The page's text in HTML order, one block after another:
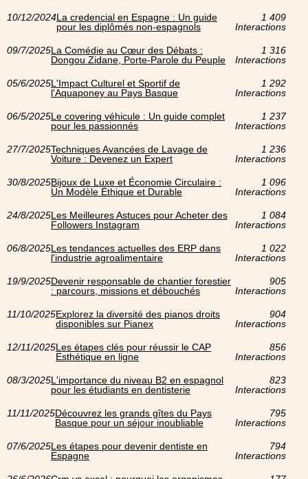
10/12/2024La credencial en Espagne : Un guide
pour les diplômés non-espagnols
1 409
Interactions
09/7/2025La Comédie au Cœur des Débats :
Dongou Zidane, Porte-Parole du Peuple
1 316
Interactions
05/6/2025L'Impact Culturel et Sportif de
l'Aquaponey au Pays Basque
1 292
Interactions
06/5/2025Le covering véhicule : Un guide complet
pour les passionnés
1 237
Interactions
27/7/2025Techniques Avancées de Lavage de
Voiture : Devenez un Expert
1 236
Interactions
30/8/2025Bijoux de Luxe et Économie Circulaire :
Un Modèle Éthique et Durable
1 096
Interactions
24/8/2025Les Meilleures Astuces pour Acheter des
Followers Instagram
1 084
Interactions
06/8/2025Les tendances actuelles des ERP dans
l'industrie agroalimentaire
1 022
Interactions
19/9/2025Devenir responsable de chantier forestier
: parcours, missions et débouchés
905
Interactions
11/10/2025Explorez la diversité des pianos droits
disponibles sur Pianex
904
Interactions
12/11/2025Les étapes clés pour réussir le CAP
Esthétique en ligne
856
Interactions
08/3/2025L'importance du niveau B2 en espagnol
pour les étudiants en dentisterie
823
Interactions
11/11/2025Découvrez les grands gîtes du Pays
Basque pour un séjour inoubliable
795
Interactions
07/6/2025Les étapes pour devenir dentiste en
Espagne
794
Interactions